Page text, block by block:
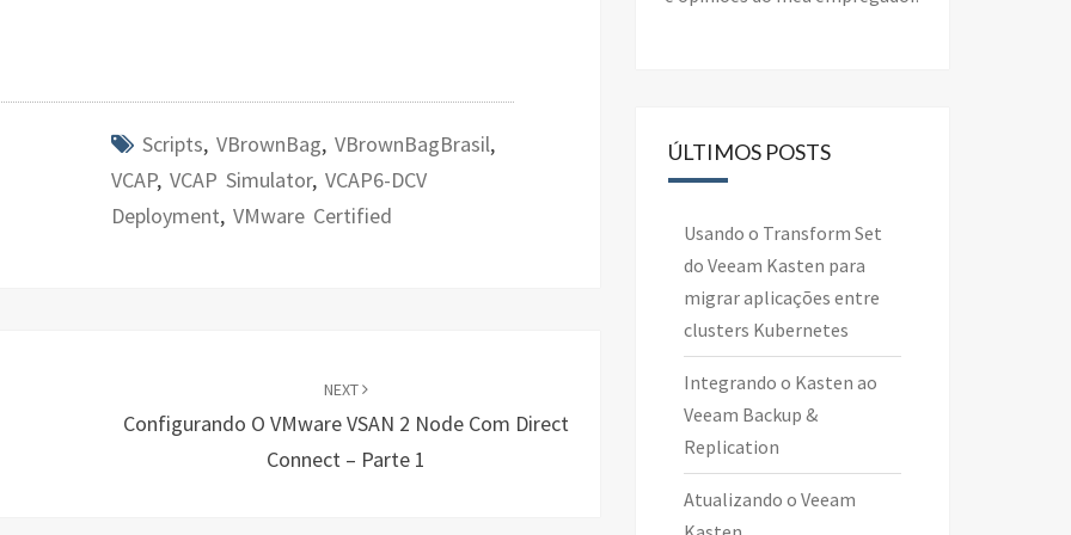
Scripts, VBrownBag, VBrownBagBrasil,
VCAP, VCAP Simulator, VCAP6-DCV
Deployment, VMware Certified
NEXT
Configurando O VMware VSAN 2 Node Com Direct
Connect – Parte 1
ÚLTIMOS POSTS
Usando o Transform Set
do Veeam Kasten para
migrar aplicações entre
clusters Kubernetes
Integrando o Kasten ao
Veeam Backup &
Replication
Atualizando o Veeam